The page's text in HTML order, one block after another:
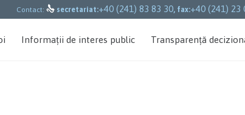
Contact:  secretariat:+40 (241) 83 83 30, fax:+40 (241) 23
Informații de interes public Transparență